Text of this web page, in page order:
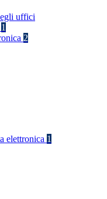
uffici
1
2
elettronica 1